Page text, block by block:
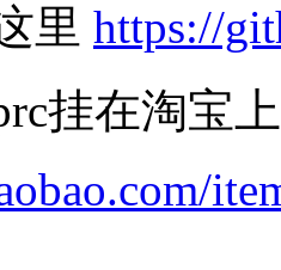
里 https://
挂在淘宝